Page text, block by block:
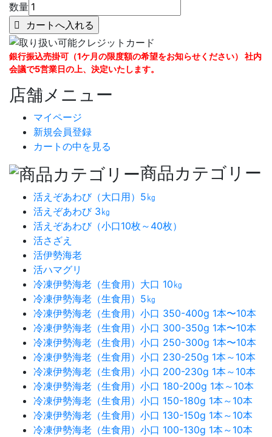
数量
銀行振込売掛可（1ケ月の限度額の希望をお知らせください） 社内
会議で5営業日の上、決定いたします。
店舗メニュー
マイページ
新規会員登録
カートの中を見る
商品カテゴリー
活えぞあわび（大口用）5㎏
活えぞあわび 3㎏
活えぞあわび（小口10枚～40枚）
活さざえ
活伊勢海老
活ハマグリ
冷凍伊勢海老（生食用）大口 10㎏
冷凍伊勢海老（生食用）5㎏
冷凍伊勢海老（生食用）小口 350-400g 1本〜10本
冷凍伊勢海老（生食用）小口 300-350g 1本〜10本
冷凍伊勢海老（生食用）小口 250-300g 1本〜10本
冷凍伊勢海老（生食用）小口 230-250g 1本～10本
冷凍伊勢海老（生食用）小口 200-230g 1本～10本
冷凍伊勢海老（生食用）小口 180-200g 1本～10本
冷凍伊勢海老（生食用）小口 150-180g 1本～10本
冷凍伊勢海老（生食用）小口 130-150g 1本～10本
冷凍伊勢海老（生食用）小口 100-130g 1本～10本